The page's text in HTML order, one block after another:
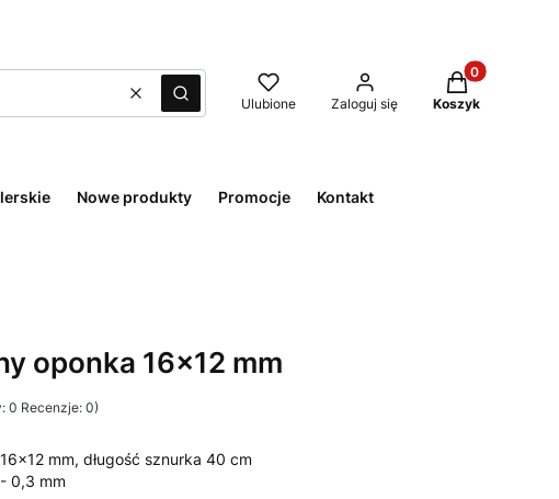
WyczyśćSzukaj Ulubione Zaloguj się
Produkty w
Koszyk
Nowe produkty Promocje Kontakt
oponka 16x12 mm
0 Recenzje: 0)
mm, długość sznurka 40 cm
0,3 mm